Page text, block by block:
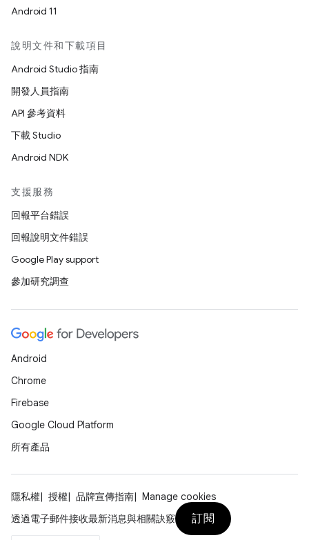
Android 11
說明文件和下載項目
Android Studio 指南
開發人員指南
API 參考資料
下載 Studio
Android NDK
支援服務
回報平台錯誤
回報說明文件錯誤
Google Play support
參加研究調查
Android
Chrome
Firebase
Google Cloud Platform
所有產品
隱私權 授權 品牌宣傳指南
Manage cookies
透過電子郵件接收最新消息與相關訣竅
訂閱